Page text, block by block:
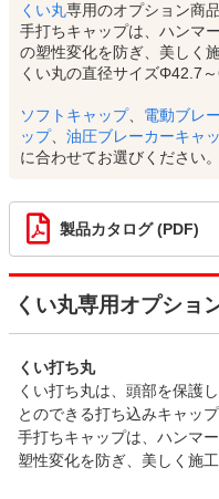
くい丸専用のオプション商品
手打ちキャップは、ハンマ
の塑性変化を防ぎ、美しく
くい丸の直径サイズΦ42.7
ソフトキャップ、 電動ブレ
ップ、 油圧ブレーカーキャ
に合わせてお選びください。
製品カタログ (PDF)
くい丸専用オプショ
くい打ち丸
くい打ち丸は、頭部を保護
とのできる打ち込みキャップ
手打ちキャップは、ハンマ
塑性変化を防ぎ、美しく施